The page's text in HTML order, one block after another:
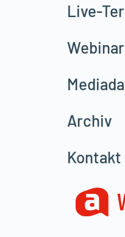
Live-
Archiv
Kontakt